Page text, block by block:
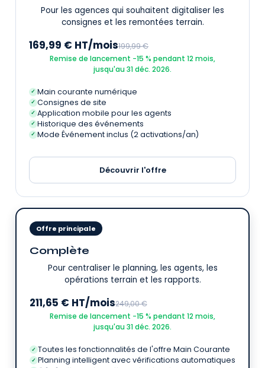
Pour les agences qui souhaitent digitaliser les
consignes et les remontées terrain.
169,99 € HT/mois199,99 €
Remise de lancement −15 % pendant 12 mois,
jusqu'au 31 déc. 2026.
✓ Main courante numérique
✓ Consignes de site
✓ Application mobile pour les agents
✓ Historique des événements
✓ Mode Événement inclus (2 activations/an)
Découvrir l'offre
Offre principale
Complète
Pour centraliser le planning, les agents, les
opérations terrain et les rapports.
211,65 € HT/mois249,00 €
Remise de lancement −15 % pendant 12 mois,
jusqu'au 31 déc. 2026.
✓ Toutes les fonctionnalités de l'offre Main Courante
✓ Planning intelligent avec vérifications automatiques